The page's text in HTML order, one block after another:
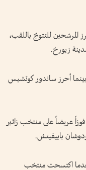
كأحد أبرز المرشحين للتتويج باللقب،
أحرز ساندور كوتشيس
يوغوسلافيا فوزاً عريضاً على منتخب زائير
واحدة من أكبر النتائج في تاريخ البطولة خلال نسخة 1982، بعدما اكتسحت منتخب